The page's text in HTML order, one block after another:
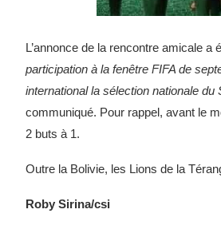
L’annonce de la rencontre amicale
participation à la fenêtre FIFA de
international la sélection nationale
communiqué. Pour rappel, avant le
2 buts à 1.
Outre la Bolivie, les Lions de la
Roby Sirina/csi